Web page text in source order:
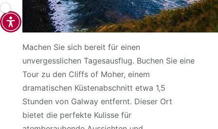
Machen Sie sich bereit für einen
unvergesslichen Tagesausflug. Buchen Sie eine
Tour zu den Cliffs of Moher, einem
dramatischen Küstenabschnitt etwa 1,5
Stunden von Galway entfernt. Dieser Ort
bietet die perfekte Kulisse für